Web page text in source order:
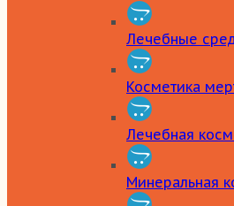
Лечебные
Косметика
Лечебная
Минеральная